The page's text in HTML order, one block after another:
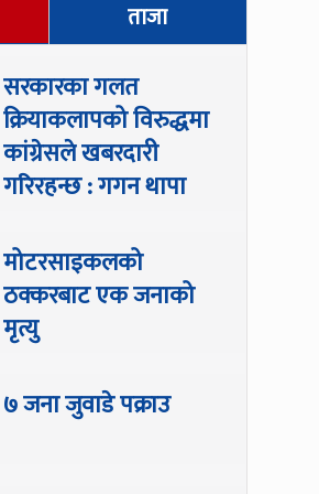
ताजा
सरकारका गलत
क्रियाकलापको विरुद्धमा
कांग्रेसले खबरदारी
गरिरहन्छ : गगन थापा
मोटरसाइकलको
ठक्करबाट एक जनाको
मृत्यु
७ जना जुवाडे पक्राउ